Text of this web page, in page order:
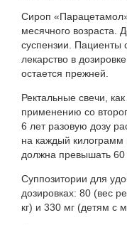
Сироп
месячного возраста.
суспензии. Пациенты
лекарство в
остается прежней.
Ректальные свечи,
применению со
6 лет разовую дозу
на каждый килограмм
должна превышать 60
Суппозитории для
дозировках: 80 (вес
кг) и 330 мг (детям с